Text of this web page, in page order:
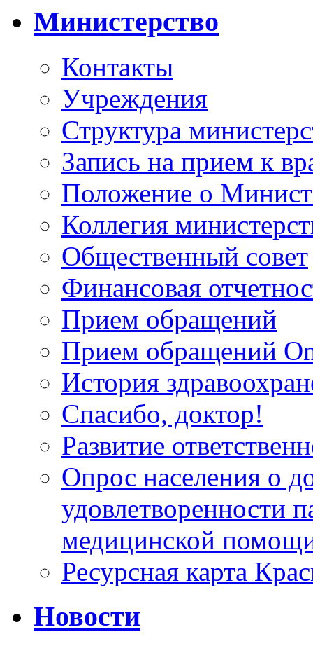
Министерство
Контакты
Учреждения
Структура
Запись на прием к
Положение о
Коллегия
Общественный совет
Финансовая
Прием обращений
Прием обращений
История
Спасибо, доктор!
Развитие
Опрос населения о
удовлетворенности
медицинской
Ресурсная карта
Новости